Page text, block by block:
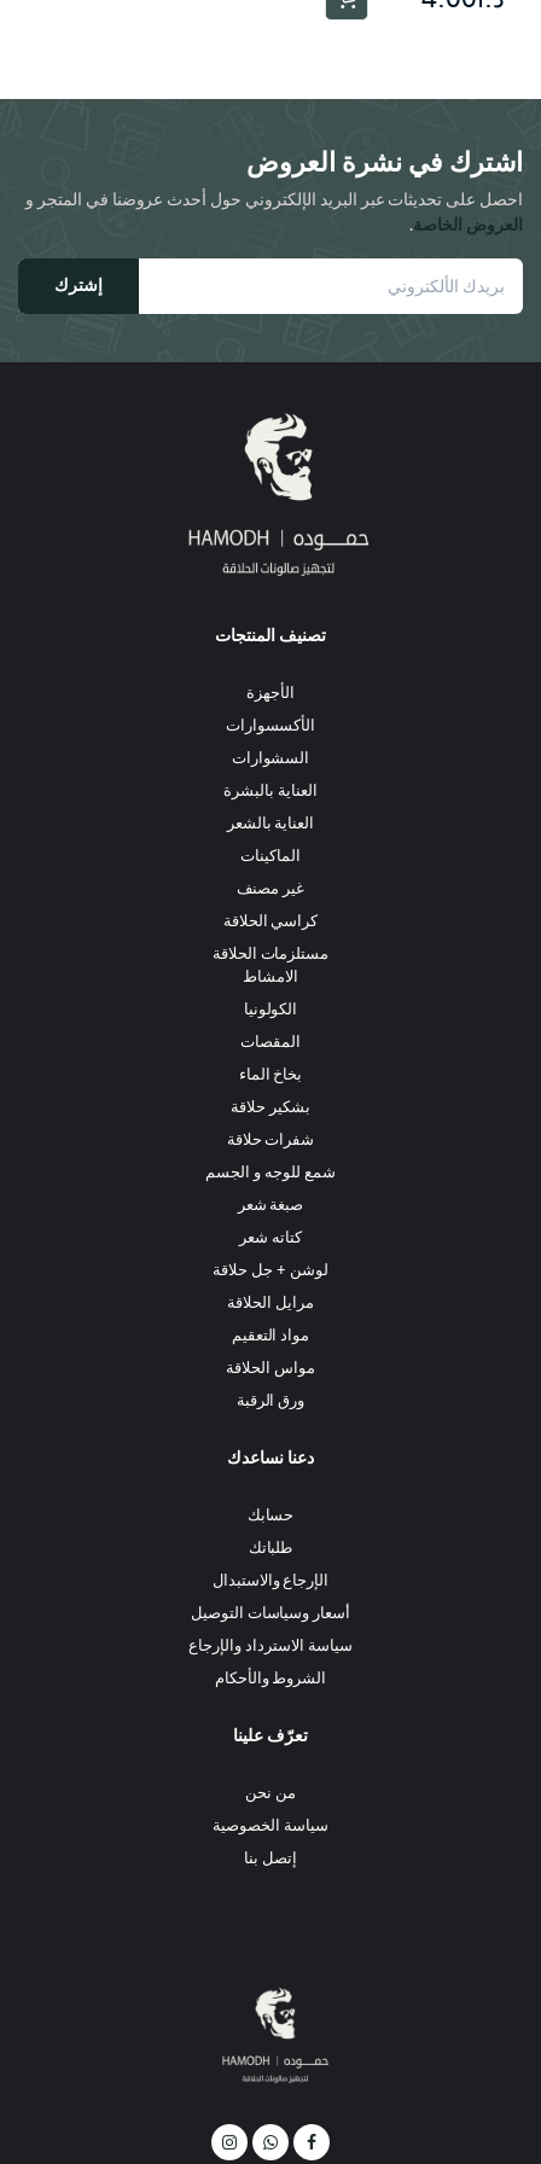
اشترك في نشرة العروض
احصل على تحديثات عبر البريد الإلكتروني حول أحدث عروضنا في المتجر و
العروض الخاصة.
إشترك
تصنيف المنتجات
الأجهزة
الأكسسوارات
السشوارات
العناية بالبشرة
العناية بالشعر
الماكينات
غير مصنف
كراسي الحلاقة
مستلزمات الحلاقة
الامشاط
الكولونيا
المقصات
بخاخ الماء
بشكير حلاقة
شفرات حلاقة
شمع للوجه و الجسم
صبغة شعر
كتاته شعر
لوشن + جل حلاقة
مرايل الحلاقة
مواد التعقيم
مواس الحلاقة
ورق الرقبة
دعنا نساعدك
حسابك
طلباتك
الإرجاع والاستبدال
أسعار وسياسات التوصيل
سياسة الاسترداد والإرجاع
الشروط والأحكام
تعرّف علينا
من نحن
سياسة الخصوصية
إتصل بنا